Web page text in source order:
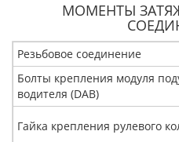
МОМЕНТЫ
Резьбовое соединение
Болты крепления модуля
водителя (DAB)
Гайка крепления рулевого